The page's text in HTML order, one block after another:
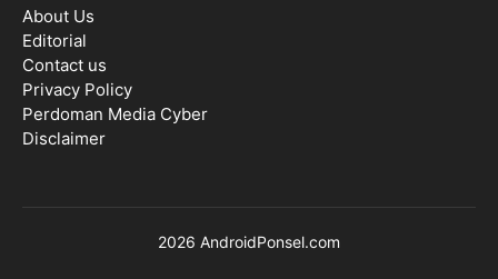
About Us
Editorial
Contact us
Privacy Policy
Perdoman Media Cyber
Disclaimer
2026 AndroidPonsel.com